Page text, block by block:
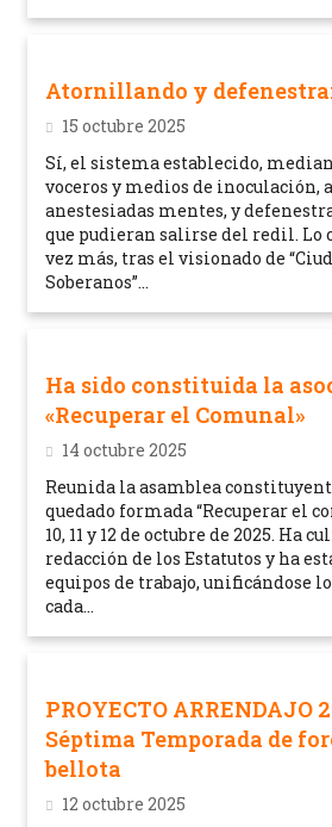
Atornillando y
15 octubre 2025
Sí, el sistema establecido,
voceros y medios de
anestesiadas mentes, y
que pudieran salirse del redil. Lo
vez más, tras el visionado de
Soberanos”...
Ha sido constituida la
«Recuperar el Comunal»
14 octubre 2025
Reunida la asamblea
quedado formada “Recuperar el
10, 11 y 12 de octubre de 2025. Ha
redacción de los Estatutos y ha
equipos de trabajo, unificándose
cada...
PROYECTO ARRENDAJO
Séptima Temporada de
bellota
12 octubre 2025